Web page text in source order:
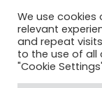
Este
Investigação
Horizonte
We use
relevant
and repeat
to the use of all
"Cookie